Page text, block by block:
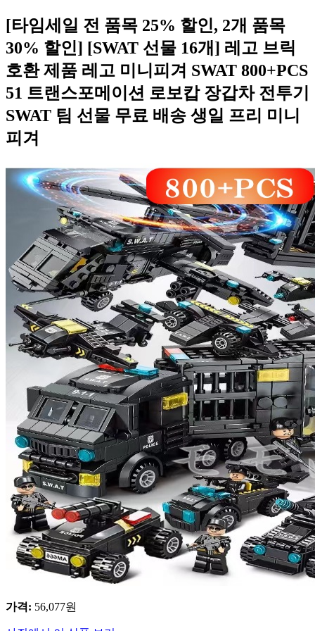
[타임세일 전 품목 25% 할인, 2개 품목
30% 할인] [SWAT 선물 16개] 레고 브릭
호환 제품 레고 미니피겨 SWAT 800+PCS
51 트랜스포메이션 로보캅 장갑차 전투기
SWAT 팀 선물 무료 배송 생일 프리 미니
피겨
가격: 56,077원